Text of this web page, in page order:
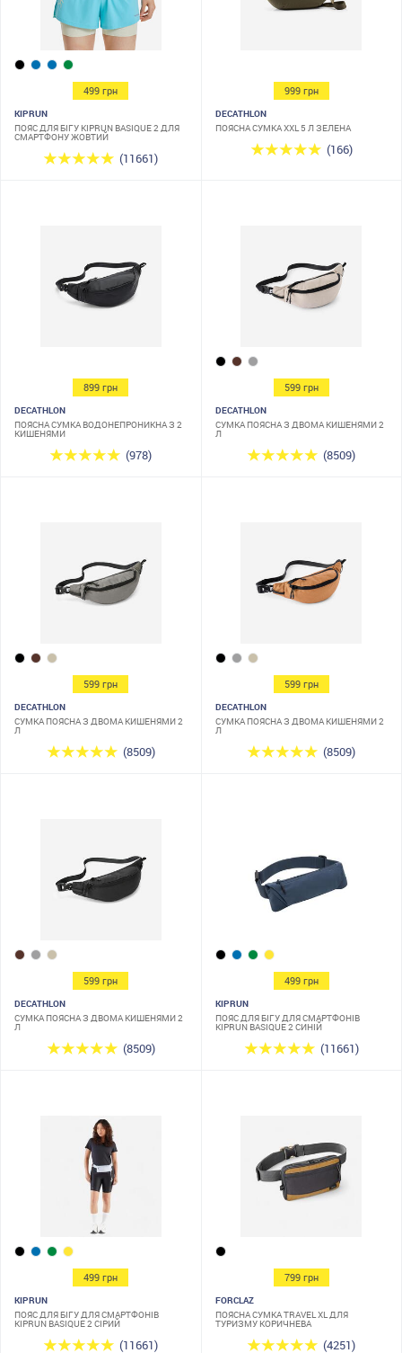
499 грн
KIPRUN
ПОЯС ДЛЯ БІГУ KIPRUN BASIQUE 2 ДЛЯ
СМАРТФОНУ ЖОВТИЙ
(11661)
999 грн
DECATHLON
ПОЯСНА СУМКА XXL 5 Л ЗЕЛЕНА
(166)
899 грн
DECATHLON
ПОЯСНА СУМКА ВОДОНЕПРОНИКНА З 2
КИШЕНЯМИ
(978)
599 грн
DECATHLON
СУМКА ПОЯСНА З ДВОМА КИШЕНЯМИ 2
Л
(8509)
599 грн
DECATHLON
СУМКА ПОЯСНА З ДВОМА КИШЕНЯМИ 2
Л
(8509)
599 грн
DECATHLON
СУМКА ПОЯСНА З ДВОМА КИШЕНЯМИ 2
Л
(8509)
599 грн
DECATHLON
СУМКА ПОЯСНА З ДВОМА КИШЕНЯМИ 2
Л
(8509)
499 грн
KIPRUN
ПОЯС ДЛЯ БІГУ ДЛЯ СМАРТФОНІВ
KIPRUN BASIQUE 2 СИНІЙ
(11661)
499 грн
KIPRUN
ПОЯС ДЛЯ БІГУ ДЛЯ СМАРТФОНІВ
KIPRUN BASIQUE 2 СІРИЙ
(11661)
799 грн
FORCLAZ
ПОЯСНА СУМКА TRAVEL XL ДЛЯ
ТУРИЗМУ КОРИЧНЕВА
(4251)